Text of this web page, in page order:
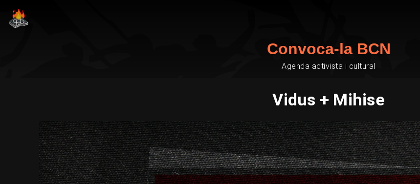
Convoca-la BCN
Agenda activista i cultural
Vidus + Mihise